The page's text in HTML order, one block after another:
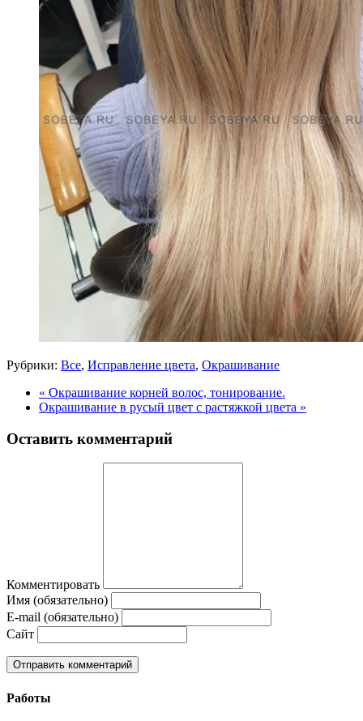
Рубрики: Все, Исправление цвета, Окрашивание
« Окрашивание корней волос, тонирование.
Окрашивание в русый цвет с растяжкой цвета »
Оставить комментарий
Комментировать
Имя (обязательно)
E-mail (обязательно)
Сайт
Работы